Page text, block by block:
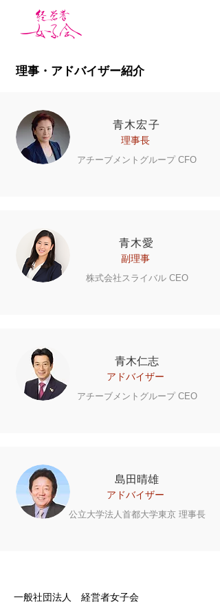
​理事・アドバイザー紹介
​アチーブメントグループ CFO
理事長
青木宏子
​株式会社スライバル CEO
副理事
青木愛
アチーブメントグループ CEO
アドバイザー
​青木仁志
公立大学法人首都大学東京 理事長
アドバイザー
​島田晴雄
一般社団法人 経営者女子会